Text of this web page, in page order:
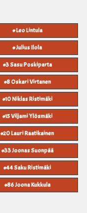
# Leo Lintula
# Julius Ilola
#3 Sasu Poskiparta
#8 Oskari Virtanen
#10 Niklas Ristimäki
#15 Viljami Ylösmäki
#20 Lauri Raatikainen
#33 Joonas Suonpää
#44 Saku Ristimäki
#86 Joona Kukkula